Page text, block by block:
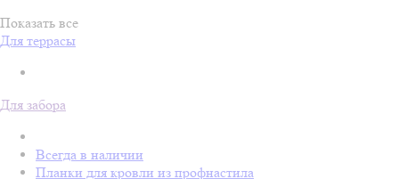
Показать все
Для террасы
Для забора
Всегда в наличии
Планки для кровли из профнастила